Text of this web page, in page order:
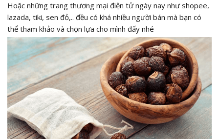
Hoặc những trang thương mại điện tử ngày nay như shopee,
lazada, tiki, sen đỏ,.. đều có khá nhiều người bán mà bạn có
thể tham khảo và chọn lựa cho mình đấy nhé